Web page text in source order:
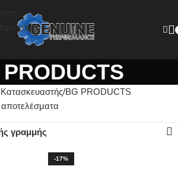
BG PRODUCTS
γραμμής
-17%